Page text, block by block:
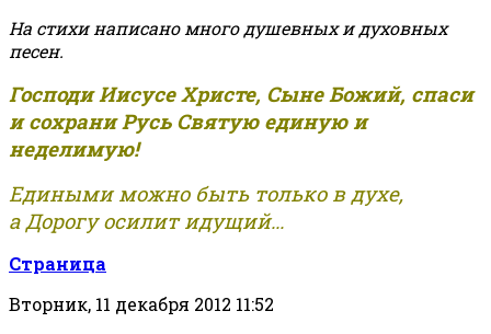
На стихи написано много душевных и духовных
песен.
Господи Иисусе Христе, Сыне Божий, спаси
и сохрани Русь Святую единую и
неделимую!
Едиными можно быть только в духе,
а Дорогу осилит идущий...
Страница
Вторник, 11 декабря 2012 11:52